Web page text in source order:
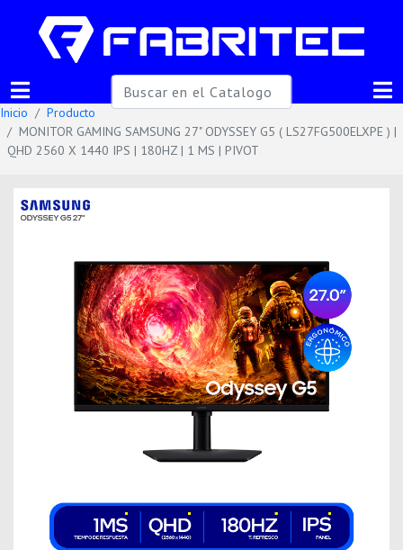
Inicio
Producto
MONITOR GAMING SAMSUNG 27" ODYSSEY G5 ( LS27FG500ELXPE ) |
QHD 2560 X 1440 IPS | 180HZ | 1 MS | PIVOT